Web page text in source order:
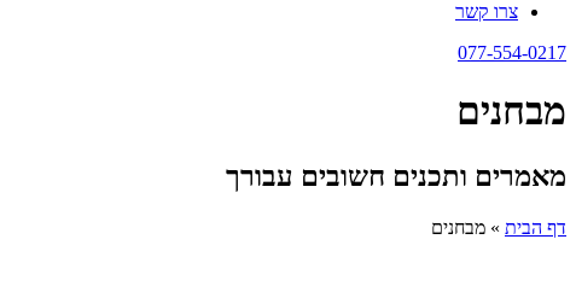
צרו קשר
077-554-0217
מבחנים
מאמרים ותכנים חשובים עבורך
דף הבית » מבחנים